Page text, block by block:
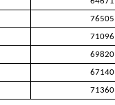
76505
71096
69820
67140
71360